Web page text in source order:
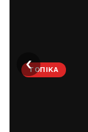
ΤΟΠΙΚΆ
‹